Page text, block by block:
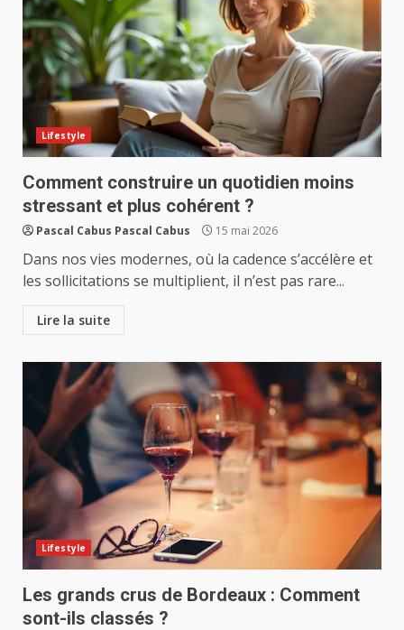
Lifestyle
Comment construire un quotidien moins
stressant et plus cohérent ?
Pascal Cabus Pascal Cabus 15 mai 2026
Dans nos vies modernes, où la cadence s’accélère et
les sollicitations se multiplient, il n’est pas rare...
Lire la suite
Lifestyle
Les grands crus de Bordeaux : Comment
sont-ils classés ?